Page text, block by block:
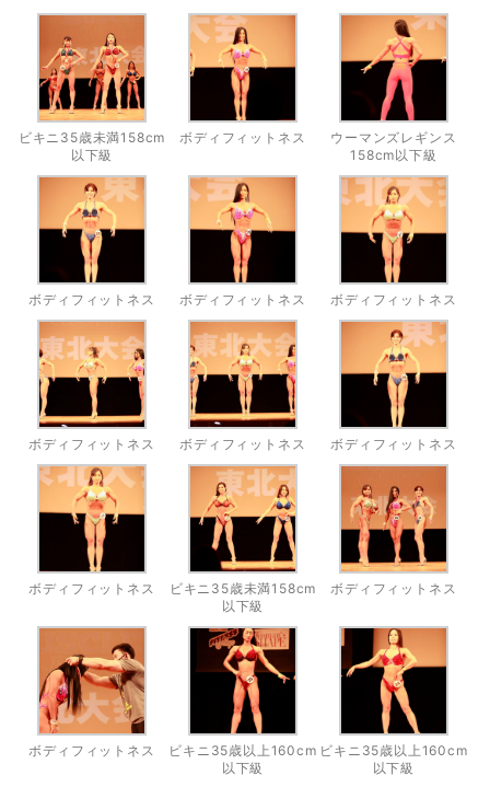
ビキニ35歳未満158cm
以下級
ボディフィットネス
ウーマンズレギンス
158cm以下級
ボディフィットネス ボディフィットネス ボディフィットネス
ボディフィットネス ボディフィットネス ボディフィットネス
ボディフィットネス
ビキニ35歳未満158cm
以下級
ボディフィットネス
ボディフィットネス
ビキニ35歳以上160cm
以下級
ビキニ35歳以上160cm
以下級